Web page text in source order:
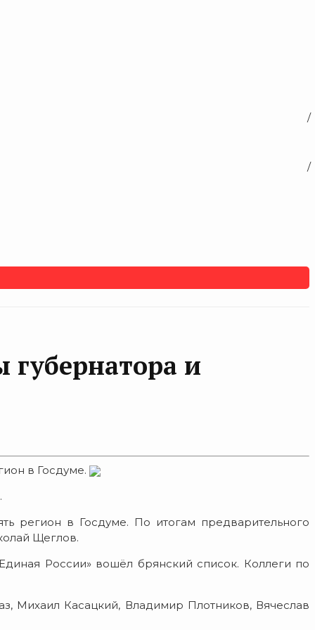
губернатора и
в Госдуме.
.
регион в Госдуме. По итогам предварительного
Щеглов.
России» вошёл брянский список. Коллеги по
Михаил Касацкий, Владимир Плотников, Вячеслав